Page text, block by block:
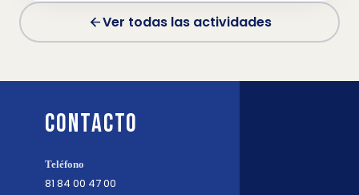
arrow_backVer todas las actividades
Contacto
Teléfono
81 84 00 47 00